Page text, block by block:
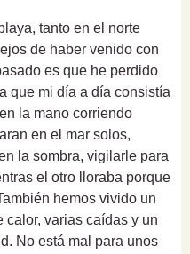
tanto en el norte
de haber venido con
es que he perdido
que mi día a día consistía
la mano corriendo
en el mar solos,
la sombra, vigilarle para
el otro lloraba porque
hemos vivido un
calor, varias caídas y un
No está mal para unos